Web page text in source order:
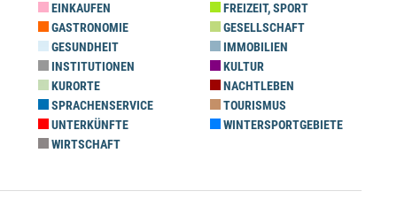
EINKAUFEN
FREIZEIT, SPORT
GASTRONOMIE
GESELLSCHAFT
GESUNDHEIT
IMMOBILIEN
INSTITUTIONEN
KULTUR
KURORTE
NACHTLEBEN
SPRACHENSERVICE
TOURISMUS
UNTERKÜNFTE
WINTERSPORTGEBIETE
WIRTSCHAFT